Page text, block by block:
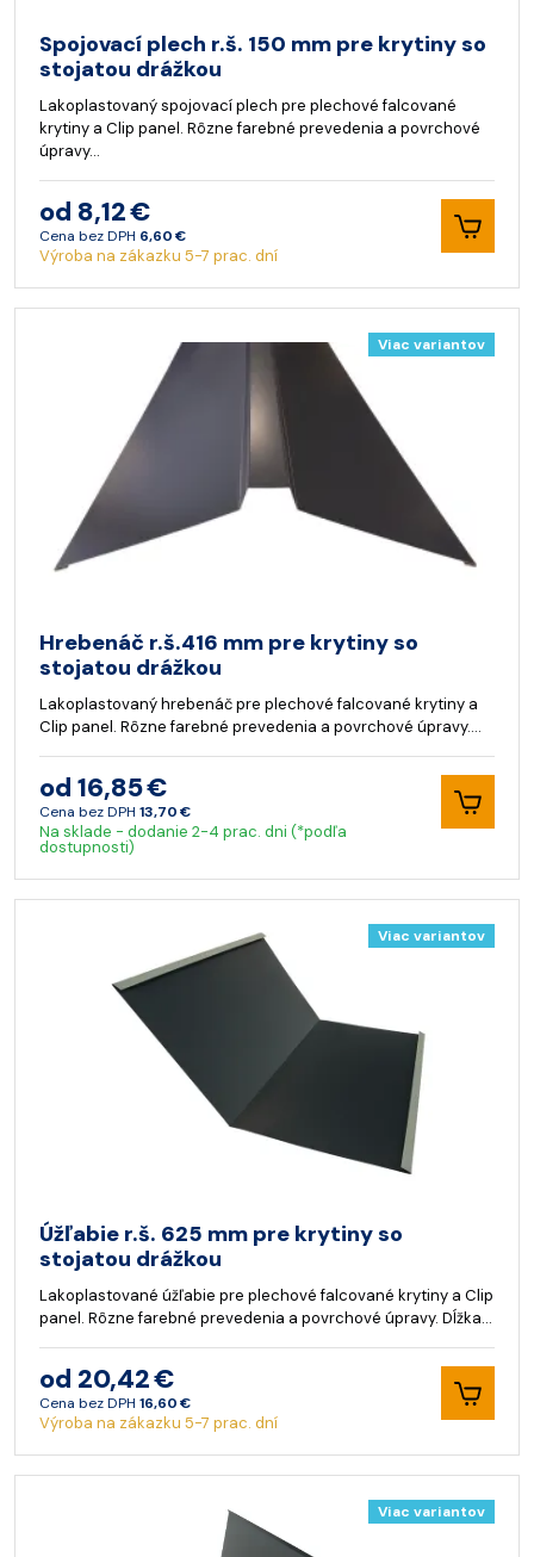
Spojovací plech r.š. 150 mm pre krytiny so
stojatou drážkou
Lakoplastovaný spojovací plech pre plechové falcované
krytiny a Clip panel. Rôzne farebné prevedenia a povrchové
úpravy…
od 8,12 €
Cena bez DPH 6,60 €
Výroba na zákazku 5-7 prac. dní
Viac variantov
Hrebenáč r.š.416 mm pre krytiny so
stojatou drážkou
Lakoplastovaný hrebenáč pre plechové falcované krytiny a
Clip panel. Rôzne farebné prevedenia a povrchové úpravy.…
od 16,85 €
Cena bez DPH 13,70 €
Na sklade - dodanie 2-4 prac. dni (*podľa
dostupnosti)
Viac variantov
Úžľabie r.š. 625 mm pre krytiny so
stojatou drážkou
Lakoplastované úžľabie pre plechové falcované krytiny a Clip
panel. Rôzne farebné prevedenia a povrchové úpravy. Dĺžka…
od 20,42 €
Cena bez DPH 16,60 €
Výroba na zákazku 5-7 prac. dní
Viac variantov